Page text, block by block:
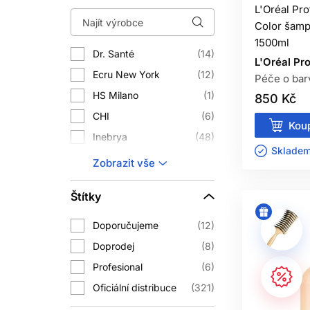
Můžete, pokud vám dlouhodobě
pokožky
Ne vždy. Sulfáty jsou čisticí složky a
připadat
STAČÍ U
Obvykle ne. Regenerační šampon
Dr. Santé
14
Ecru New York
12
HS Milano
1
CHI
6
Inebrya
48
Keratin Recode
L'Oréal Professionnel
66
Londa Professional
25
Matrix
41
Nioxin
12
Ref Stockholm
21
Reuzel
8
Zobrazit vše
Štítky
Doporučujeme
12
Doprodej
8
Profesional
6
Oficiální distribuce
321
L'Oréal
Color
1500ml
L'Oréal
Péče o
850 Kč
Skladem